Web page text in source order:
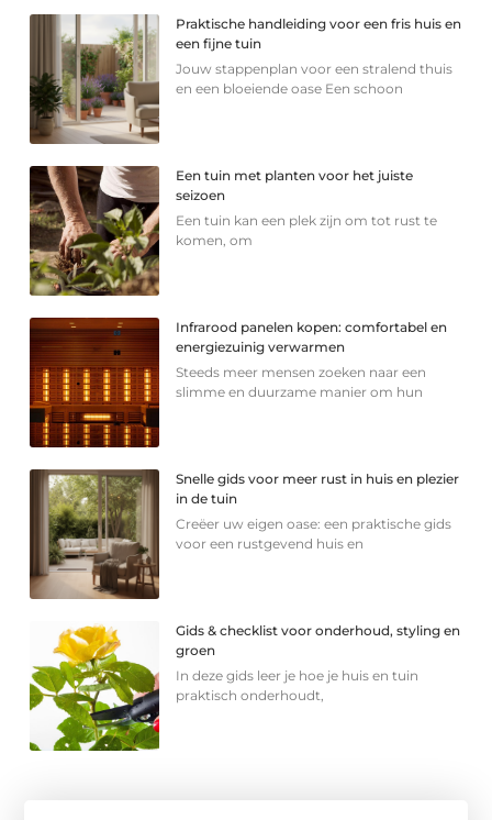
Praktische handleiding voor een fris huis en
een fijne tuin
Jouw stappenplan voor een stralend thuis
en een bloeiende oase Een schoon
Een tuin met planten voor het juiste
seizoen
Een tuin kan een plek zijn om tot rust te
komen, om
Infrarood panelen kopen: comfortabel en
energiezuinig verwarmen
Steeds meer mensen zoeken naar een
slimme en duurzame manier om hun
Snelle gids voor meer rust in huis en plezier
in de tuin
Creëer uw eigen oase: een praktische gids
voor een rustgevend huis en
Gids & checklist voor onderhoud, styling en
groen
In deze gids leer je hoe je huis en tuin
praktisch onderhoudt,